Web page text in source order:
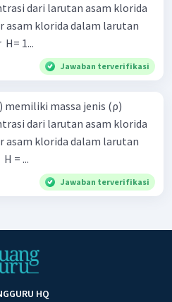
dari larutan asam klorida
asam klorida dalam larutan
H= 1...
Jawaban terverifikasi
memiliki massa jenis (ρ)
dari larutan asam klorida
asam klorida dalam larutan
= ...
Jawaban terverifikasi
HQ